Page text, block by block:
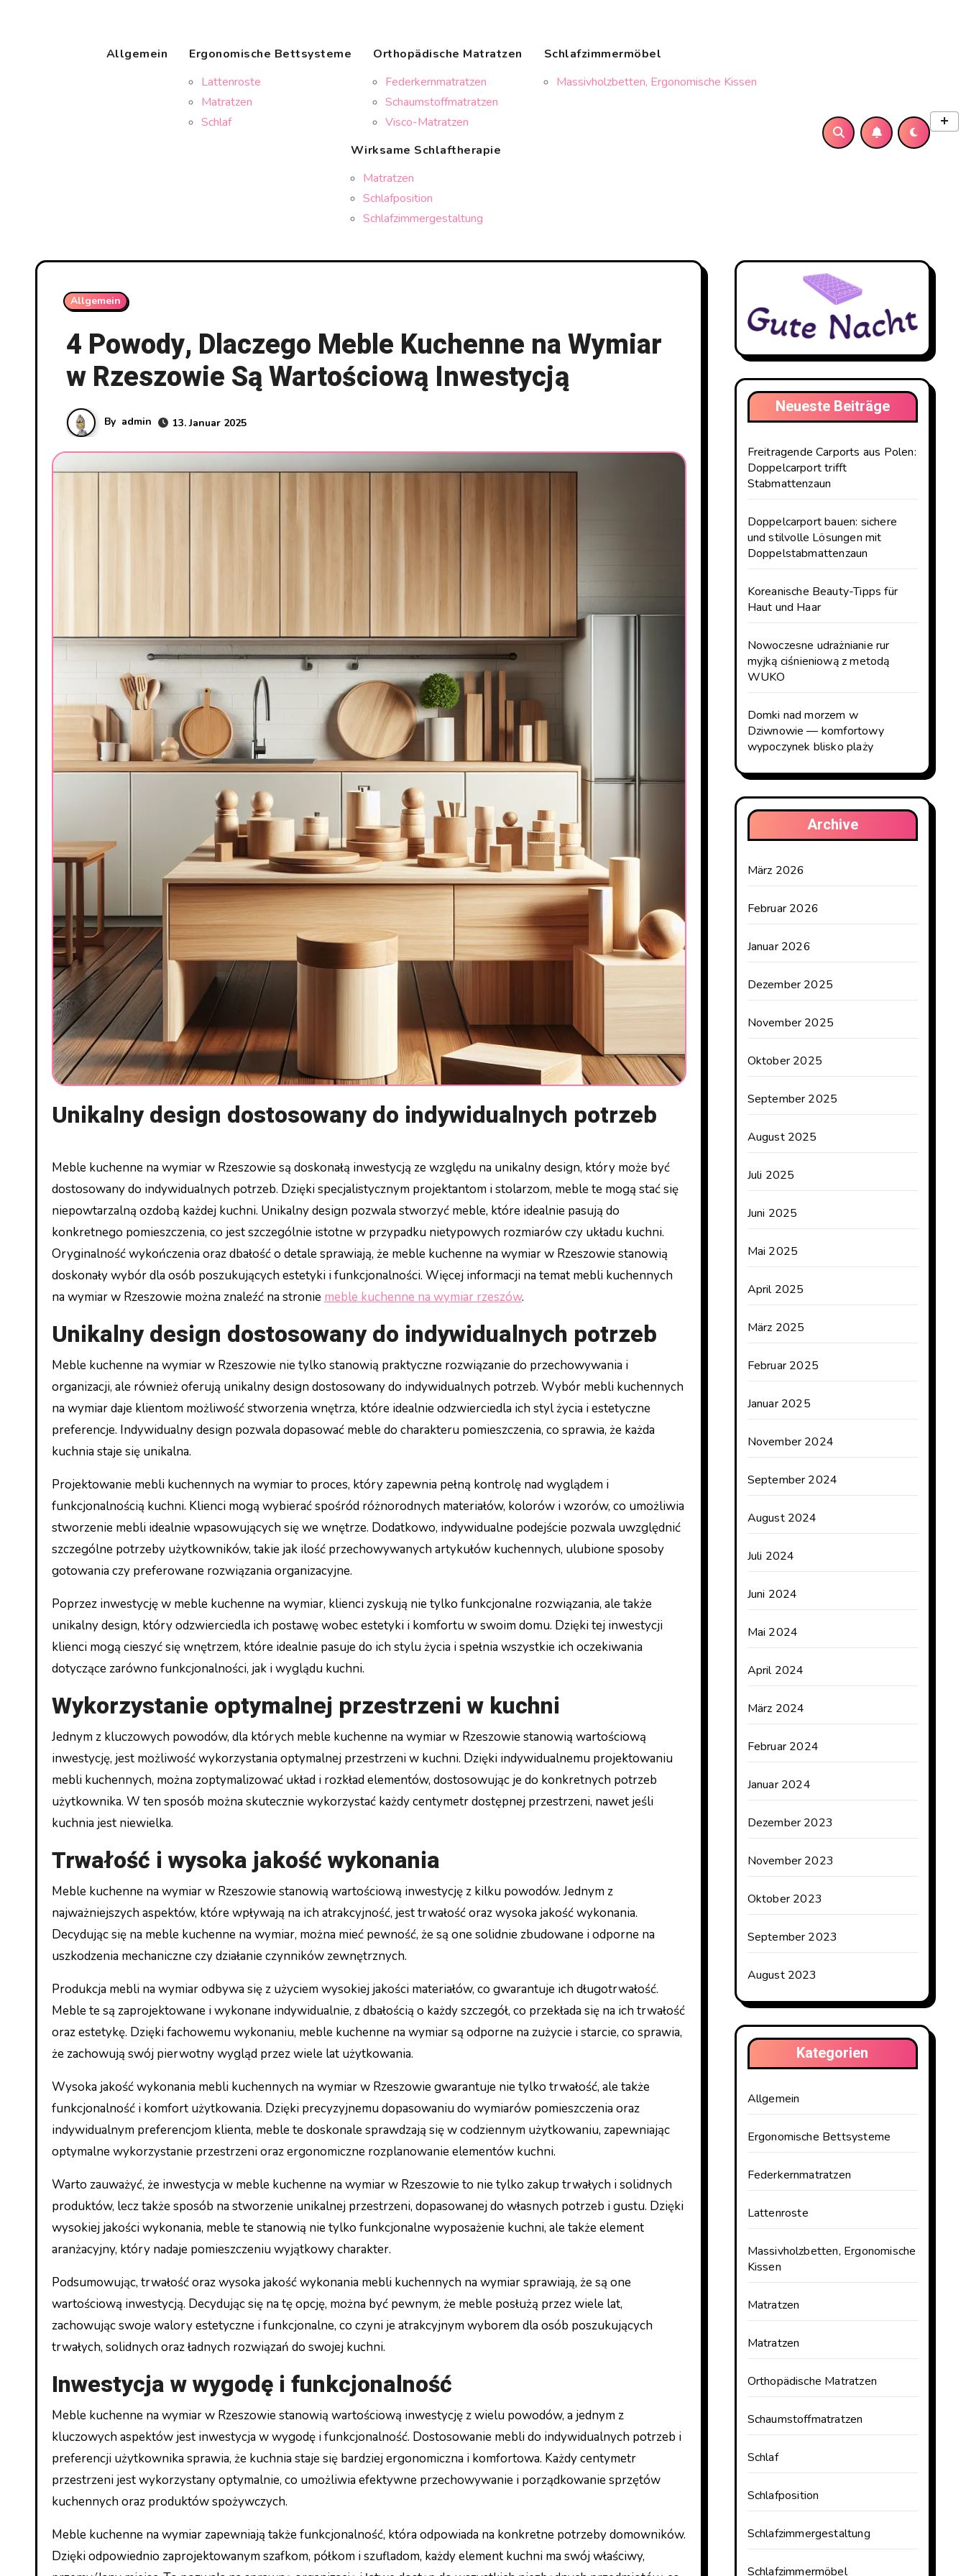
Allgemein
Ergonomische Bettsysteme
Lattenroste
Matratzen
Schlaf
Orthopädische Matratzen
Federkernmatratzen
Schaumstoffmatratzen
Visco-Matratzen
Schlafzimmermöbel
Massivholzbetten, Ergonomische Kissen
Wirksame Schlaftherapie
Matratzen
Schlafposition
Schlafzimmergestaltung
Allgemein
4 Powody, Dlaczego Meble Kuchenne na Wymiar
w Rzeszowie Są Wartościową Inwestycją
By admin 13. Januar 2025
Unikalny design dostosowany do indywidualnych potrzeb
Meble kuchenne na wymiar w Rzeszowie są doskonałą inwestycją ze względu na unikalny design, który może być
dostosowany do indywidualnych potrzeb. Dzięki specjalistycznym projektantom i stolarzom, meble te mogą stać się
niepowtarzalną ozdobą każdej kuchni. Unikalny design pozwala stworzyć meble, które idealnie pasują do
konkretnego pomieszczenia, co jest szczególnie istotne w przypadku nietypowych rozmiarów czy układu kuchni.
Oryginalność wykończenia oraz dbałość o detale sprawiają, że meble kuchenne na wymiar w Rzeszowie stanowią
doskonały wybór dla osób poszukujących estetyki i funkcjonalności. Więcej informacji na temat mebli kuchennych
na wymiar w Rzeszowie można znaleźć na stronie meble kuchenne na wymiar rzeszów.
Unikalny design dostosowany do indywidualnych potrzeb
Meble kuchenne na wymiar w Rzeszowie nie tylko stanowią praktyczne rozwiązanie do przechowywania i
organizacji, ale również oferują unikalny design dostosowany do indywidualnych potrzeb. Wybór mebli kuchennych
na wymiar daje klientom możliwość stworzenia wnętrza, które idealnie odzwierciedla ich styl życia i estetyczne
preferencje. Indywidualny design pozwala dopasować meble do charakteru pomieszczenia, co sprawia, że każda
kuchnia staje się unikalna.
Projektowanie mebli kuchennych na wymiar to proces, który zapewnia pełną kontrolę nad wyglądem i
funkcjonalnością kuchni. Klienci mogą wybierać spośród różnorodnych materiałów, kolorów i wzorów, co umożliwia
stworzenie mebli idealnie wpasowujących się we wnętrze. Dodatkowo, indywidualne podejście pozwala uwzględnić
szczególne potrzeby użytkowników, takie jak ilość przechowywanych artykułów kuchennych, ulubione sposoby
gotowania czy preferowane rozwiązania organizacyjne.
Poprzez inwestycję w meble kuchenne na wymiar, klienci zyskują nie tylko funkcjonalne rozwiązania, ale także
unikalny design, który odzwierciedla ich postawę wobec estetyki i komfortu w swoim domu. Dzięki tej inwestycji
klienci mogą cieszyć się wnętrzem, które idealnie pasuje do ich stylu życia i spełnia wszystkie ich oczekiwania
dotyczące zarówno funkcjonalności, jak i wyglądu kuchni.
Wykorzystanie optymalnej przestrzeni w kuchni
Jednym z kluczowych powodów, dla których meble kuchenne na wymiar w Rzeszowie stanowią wartościową
inwestycję, jest możliwość wykorzystania optymalnej przestrzeni w kuchni. Dzięki indywidualnemu projektowaniu
mebli kuchennych, można zoptymalizować układ i rozkład elementów, dostosowując je do konkretnych potrzeb
użytkownika. W ten sposób można skutecznie wykorzystać każdy centymetr dostępnej przestrzeni, nawet jeśli
kuchnia jest niewielka.
Trwałość i wysoka jakość wykonania
Meble kuchenne na wymiar w Rzeszowie stanowią wartościową inwestycję z kilku powodów. Jednym z
najważniejszych aspektów, które wpływają na ich atrakcyjność, jest trwałość oraz wysoka jakość wykonania.
Decydując się na meble kuchenne na wymiar, można mieć pewność, że są one solidnie zbudowane i odporne na
uszkodzenia mechaniczne czy działanie czynników zewnętrznych.
Produkcja mebli na wymiar odbywa się z użyciem wysokiej jakości materiałów, co gwarantuje ich długotrwałość.
Meble te są zaprojektowane i wykonane indywidualnie, z dbałością o każdy szczegół, co przekłada się na ich trwałość
oraz estetykę. Dzięki fachowemu wykonaniu, meble kuchenne na wymiar są odporne na zużycie i starcie, co sprawia,
że zachowują swój pierwotny wygląd przez wiele lat użytkowania.
Wysoka jakość wykonania mebli kuchennych na wymiar w Rzeszowie gwarantuje nie tylko trwałość, ale także
funkcjonalność i komfort użytkowania. Dzięki precyzyjnemu dopasowaniu do wymiarów pomieszczenia oraz
indywidualnym preferencjom klienta, meble te doskonale sprawdzają się w codziennym użytkowaniu, zapewniając
optymalne wykorzystanie przestrzeni oraz ergonomiczne rozplanowanie elementów kuchni.
Warto zauważyć, że inwestycja w meble kuchenne na wymiar w Rzeszowie to nie tylko zakup trwałych i solidnych
produktów, lecz także sposób na stworzenie unikalnej przestrzeni, dopasowanej do własnych potrzeb i gustu. Dzięki
wysokiej jakości wykonania, meble te stanowią nie tylko funkcjonalne wyposażenie kuchni, ale także element
aranżacyjny, który nadaje pomieszczeniu wyjątkowy charakter.
Podsumowując, trwałość oraz wysoka jakość wykonania mebli kuchennych na wymiar sprawiają, że są one
wartościową inwestycją. Decydując się na tę opcję, można być pewnym, że meble posłużą przez wiele lat,
zachowując swoje walory estetyczne i funkcjonalne, co czyni je atrakcyjnym wyborem dla osób poszukujących
trwałych, solidnych oraz ładnych rozwiązań do swojej kuchni.
Inwestycja w wygodę i funkcjonalność
Meble kuchenne na wymiar w Rzeszowie stanowią wartościową inwestycję z wielu powodów, a jednym z
kluczowych aspektów jest inwestycja w wygodę i funkcjonalność. Dostosowanie mebli do indywidualnych potrzeb i
preferencji użytkownika sprawia, że kuchnia staje się bardziej ergonomiczna i komfortowa. Każdy centymetr
przestrzeni jest wykorzystany optymalnie, co umożliwia efektywne przechowywanie i porządkowanie sprzętów
kuchennych oraz produktów spożywczych.
Meble kuchenne na wymiar zapewniają także funkcjonalność, która odpowiada na konkretne potrzeby domowników.
Dzięki odpowiednio zaprojektowanym szafkom, półkom i szufladom, każdy element kuchni ma swój właściwy,
Neueste Beiträge
Freitragende Carports aus Polen:
Doppelcarport trifft
Stabmattenzaun
Doppelcarport bauen: sichere
und stilvolle Lösungen mit
Doppelstabmattenzaun
Koreanische Beauty-Tipps für
Haut und Haar
Nowoczesne udrażnianie rur
myjką ciśnieniową z metodą
WUKO
Domki nad morzem w
Dziwnowie — komfortowy
wypoczynek blisko plaży
Archive
März 2026
Februar 2026
Januar 2026
Dezember 2025
November 2025
Oktober 2025
September 2025
August 2025
Juli 2025
Juni 2025
Mai 2025
April 2025
März 2025
Februar 2025
Januar 2025
November 2024
September 2024
August 2024
Juli 2024
Juni 2024
Mai 2024
April 2024
März 2024
Februar 2024
Januar 2024
Dezember 2023
November 2023
Oktober 2023
September 2023
August 2023
Kategorien
Allgemein
Ergonomische Bettsysteme
Federkernmatratzen
Lattenroste
Massivholzbetten, Ergonomische
Kissen
Matratzen
Matratzen
Orthopädische Matratzen
Schaumstoffmatratzen
Schlaf
Schlafposition
Schlafzimmergestaltung
Schlafzimmermöbel